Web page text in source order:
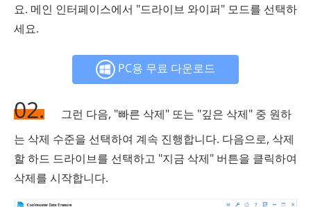
요. 메인 인터페이스에서 "드라이브 와이퍼" 모드를 선택하
세요.
PC용 무료 다운로드
02.
그런 다음, "빠른 삭제" 또는 "깊은 삭제" 중 원하
는 삭제 수준을 선택하여 계속 진행합니다. 다음으로, 삭제
할 하드 드라이브를 선택하고 "지금 삭제" 버튼을 클릭하여
삭제를 시작합니다.